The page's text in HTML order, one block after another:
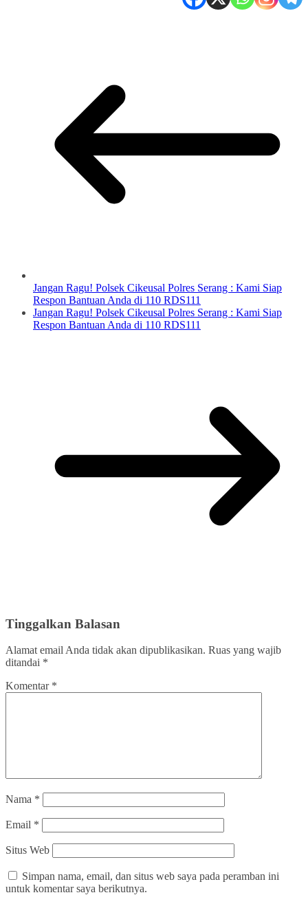
Jangan Ragu! Polsek Cikeusal Polres Serang : Kami Siap
Respon Bantuan Anda di 110 RDS111
Jangan Ragu! Polsek Cikeusal Polres Serang : Kami Siap
Respon Bantuan Anda di 110 RDS111
Tinggalkan Balasan
Alamat email Anda tidak akan dipublikasikan. Ruas yang wajib
ditandai *
Komentar *
Nama *
Email *
Situs Web
Simpan nama, email, dan situs web saya pada peramban ini
untuk komentar saya berikutnya.